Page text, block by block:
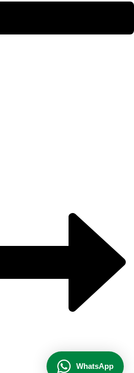
WhatsApp
meus dados e clicar em ‘INICIAR CONVERSA’, eu